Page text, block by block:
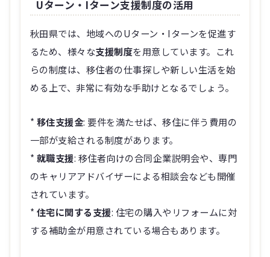
Uターン・Iターン支援制度の活用
秋田県では、地域へのUターン・Iターンを促進す
るため、様々な支援制度を用意しています。これ
らの制度は、移住者の仕事探しや新しい生活を始
める上で、非常に有効な手助けとなるでしょう。
* 移住支援金: 要件を満たせば、移住に伴う費用の
一部が支給される制度があります。
* 就職支援: 移住者向けの合同企業説明会や、専門
のキャリアアドバイザーによる相談会なども開催
されています。
* 住宅に関する支援: 住宅の購入やリフォームに対
する補助金が用意されている場合もあります。